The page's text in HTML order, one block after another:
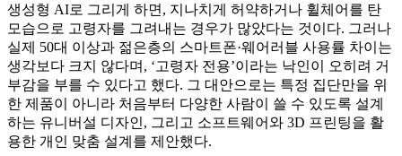
생성형 AI로 그리게 하면, 지나치게 허약하거나 휠체어를 탄
모습으로 고령자를 그려내는 경우가 많았다는 것이다. 그러나
실제 50대 이상과 젊은층의 스마트폰·웨어러블 사용률 차이는
생각보다 크지 않다며, ‘고령자 전용’이라는 낙인이 오히려 거
부감을 부를 수 있다고 했다. 그 대안으로는 특정 집단만을 위
한 제품이 아니라 처음부터 다양한 사람이 쓸 수 있도록 설계
하는 유니버설 디자인, 그리고 소프트웨어와 3D 프린팅을 활
용한 개인 맞춤 설계를 제안했다.